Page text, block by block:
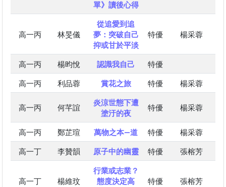
單》讀後心得
高一丙 林旻儀
從追愛到追
夢：突破自己
抑或甘於平淡
特優 楊采蓉
高一丙 楊昀悅 認識我自己 特優
高一丙 利品蓉 賞花之旅 特優 楊采蓉
高一丙 何芊誼
炎涼世態下遭
塗汙的夜
特優 楊采蓉
高一丙 鄭芷瑄 萬物之本—道 特優 楊采蓉
高一丁 李贊韻 原子中的幽靈 特優 張榕芳
高一丁 楊維玟
行業或志業？
態度決定高
特優 張榕芳